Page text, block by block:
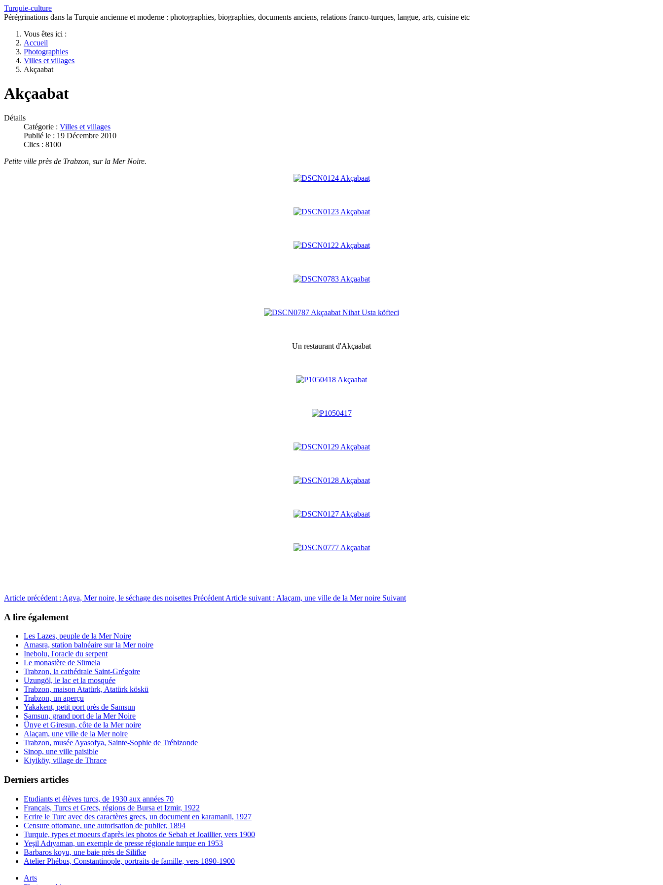
Turquie-culture
Pérégrinations dans la Turquie ancienne et moderne : photographies, biographies, documents anciens, relations franco-turques, langue, arts, cuisine etc
Vous êtes ici :
Accueil
Photographies
Villes et villages
Akçaabat
Akçaabat
Détails
Catégorie : Villes et villages
Publié le : 19 Décembre 2010
Clics : 8100
Petite ville près de Trabzon, sur la Mer Noire.
Un restaurant d'Akçaabat
Article précédent : Agva, Mer noire, le séchage des noisettes Précédent Article suivant : Alaçam, une ville de la Mer noire Suivant
A lire également
Les Lazes, peuple de la Mer Noire
Amasra, station balnéaire sur la Mer noire
Inebolu, l'oracle du serpent
Le monastère de Sümela
Trabzon, la cathédrale Saint-Grégoire
Uzungöl, le lac et la mosquée
Trabzon, maison Atatürk, Atatürk köskü
Trabzon, un aperçu
Yakakent, petit port près de Samsun
Samsun, grand port de la Mer Noire
Ünye et Giresun, côte de la Mer noire
Alaçam, une ville de la Mer noire
Trabzon, musée Ayasofya, Sainte-Sophie de Trébizonde
Sinop, une ville paisible
Kiyiköy, village de Thrace
Derniers articles
Etudiants et élèves turcs, de 1930 aux années 70
Français, Turcs et Grecs, régions de Bursa et Izmir, 1922
Ecrire le Turc avec des caractères grecs, un document en karamanli, 1927
Censure ottomane, une autorisation de publier, 1894
Turquie, types et moeurs d'après les photos de Sebah et Joaillier, vers 1900
Yeşil Adıyaman, un exemple de presse régionale turque en 1953
Barbaros koyu, une baie près de Silifke
Atelier Phébus, Constantinople, portraits de famille, vers 1890-1900
Arts